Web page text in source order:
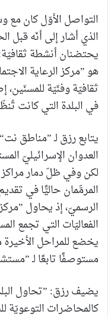
التواصل الأوّل كان مع
الذي أشار إلى أنّه قبل
يحتضنان أنشطة ثقافيّة:
هو ”مركز الرعاية
ثقافيّة وفنّيّة للمسنّين،
في البلدة التي كانت
يتابع رزق لـ ”مناطق
العدوان الإسرائيليّ
لكن وفي ظلّ دمار مراكز
المرمَّمان حاليًّا في
الرسميّ، إذ يحاول
الفعاليّات التي تجمع
يخضع للمراحل
مستوصفًا تابعًا لـ
يضيف رزق: ”تحاول
كالمحاضرات التوعويّة